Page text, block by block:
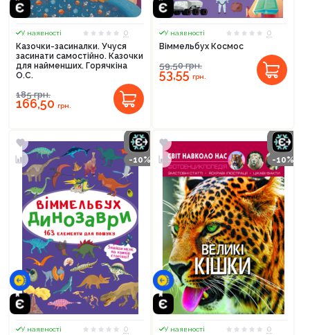
У наявності
0
Казочки-засиналки. Учуся
засинати самостійно. Казочки
для найменших. Горячкіна
О.С.
185грн.
166,50 грн.
У наявності
0
Віммельбух Космос
59,50грн.
53,55 грн.
-10%
У наявності
0
-10%
У наявності
0